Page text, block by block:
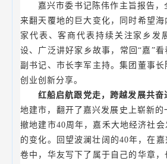
嘉兴市委书记陈伟作主旨报告
来翻天覆地的巨大变化，同时希望
家代表、客商代表持续关注家乡发
设、广泛讲好家乡故事，常回“嘉”
副书记、市长李军主持。集团董事
创业创新分享。
红船启航跟党走，跨越发展共奋
地建市，翻开了嘉兴发展史上崭新的
撤地建市40周年，嘉禾大地经济社
的变化。回望波澜壮阔的40年，在
卷中，华友写下了属于自己的华章